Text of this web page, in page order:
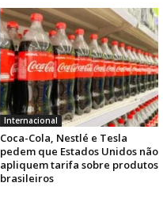
Internacional
Coca-Cola, Nestlé e Tesla
pedem que Estados Unidos não
apliquem tarifa sobre produtos
brasileiros